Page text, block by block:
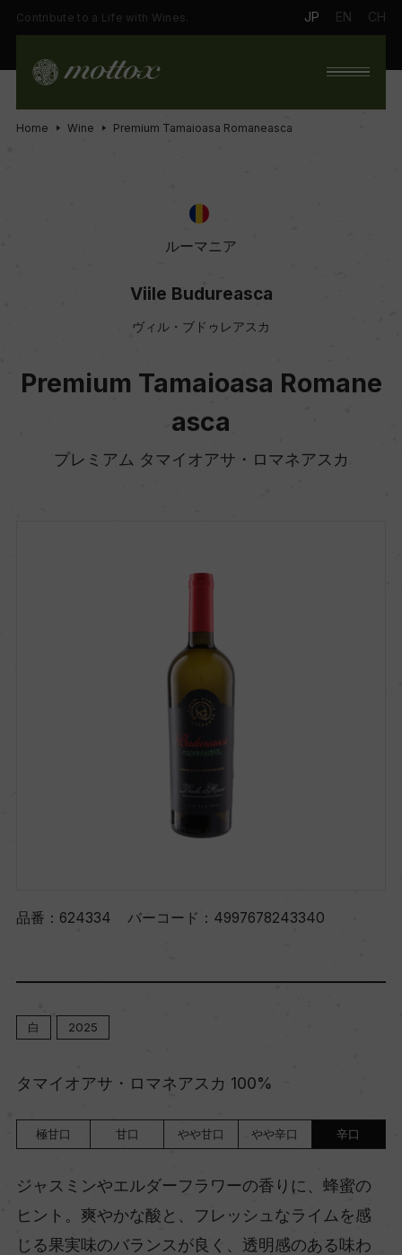
Contribute to a Life with Wines. JP EN CH
Home Wine Premium Tamaioasa Romaneasca
ルーマニア
Viile Budureasca
ヴィル・ブドゥレアスカ
Premium Tamaioasa Romane
asca
プレミアム タマイオアサ・ロマネアスカ
品番： 624334 バーコード： 4997678243340
白 2025
タマイオアサ・ロマネアスカ 100%
極甘口 甘口 やや甘口 やや辛口 辛口
ジャスミンやエルダーフラワーの香りに、蜂蜜の
ヒント。爽やかな酸と、フレッシュなライムを感
じる果実味のバランスが良く、透明感のある味わ